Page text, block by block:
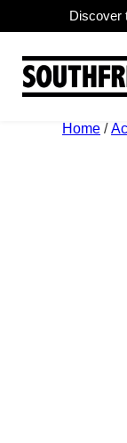
Discover
Home /